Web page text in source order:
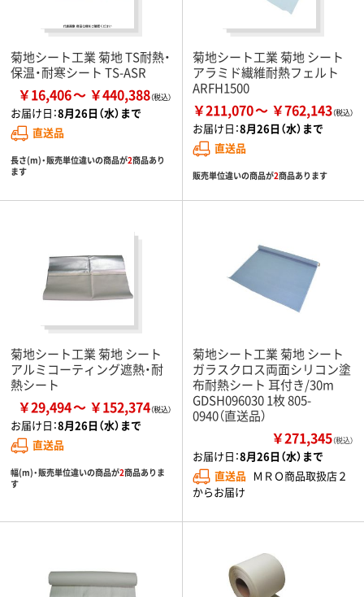
菊地シート工業 菊地 TS耐熱・
保温・耐寒シート TS-ASR
￥16,406 ￥440,388
お届け日：8月26日（水）まで
直送品
長さ(m)・販売単位違いの商品が2商品あり
ます
菊地シート工業 菊地 シート
アラミド繊維耐熱フェルト
ARFH1500
￥211,070 ￥762,143
お届け日：8月26日（水）まで
直送品
販売単位違いの商品が2商品あります
菊地シート工業 菊地 シート
アルミコーティング遮熱・耐
熱シート
￥29,494 ￥152,374
お届け日：8月26日（水）まで
直送品
幅(m)・販売単位違いの商品が2商品ありま
す
菊地シート工業 菊地 シート
ガラスクロス両面シリコン塗
布耐熱シート 耳付き/30m
GDSH096030 1枚 805-
0940（直送品）
￥271,345（税込）
お届け日：8月26日（水）まで
直送品 ＭＲＯ商品取扱店２
からお届け